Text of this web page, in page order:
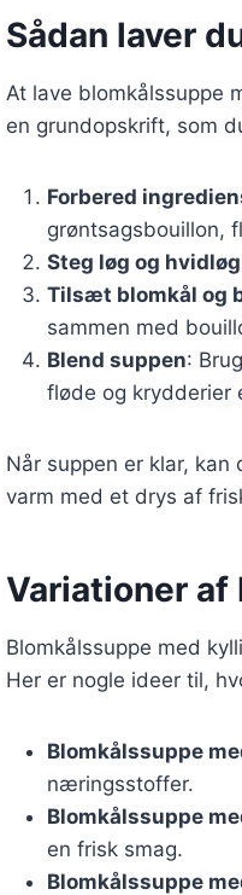
Sådan laver
At lave blomkålssuppe
en grundopskrift, som
Forbered
grøntsagsbouillon,
Steg løg og hvidløg
Tilsæt blomkål og
sammen med
Blend suppen:
fløde og krydderier
Når suppen er klar,
varm med et drys af
Variationer af
Blomkålssuppe med
Her er nogle ideer til,
Blomkålssuppe
næringsstoffer.
Blomkålssuppe
en frisk smag.
Blomkålssuppe